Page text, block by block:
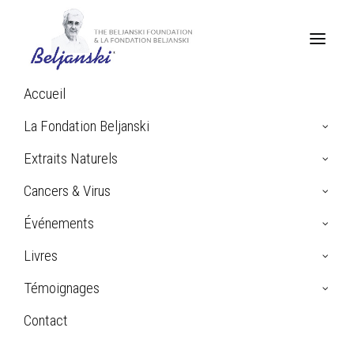
Accueil
La Fondation Beljanski
Extraits Naturels
Cancers & Virus
Événements
Livres
Témoignages
Contact
Archive by Category "Glande Salivaire (Cancer)"
Glande Salivaire (Cancer)